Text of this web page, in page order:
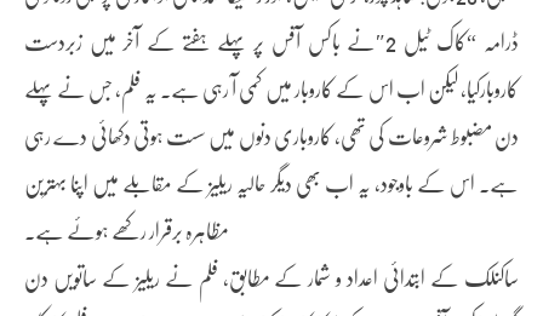
ڈرامہ “کاک ٹیل 2″نے باکس آفس پر پہلے ہفتے کے آخر میں زبردست
کاروبارکیا، لیکن اب اس کے کاروبار میں کمی آ رہی ہے۔ یہ فلم، جس نے پہلے
دن مضبوط شروعات کی تھی، کاروباری دنوں میں سست ہوتی دکھائی دے رہی
ہے۔ اس کے باوجود، یہ اب بھی دیگر حالیہ ریلیز کے مقابلے میں اپنا بہترین
مظاہرہ برقرار رکھے ہوئے ہے۔
ساکنلک کے ابتدائی اعداد و شمار کے مطابق، فلم نے ریلیز کے ساتویں دن